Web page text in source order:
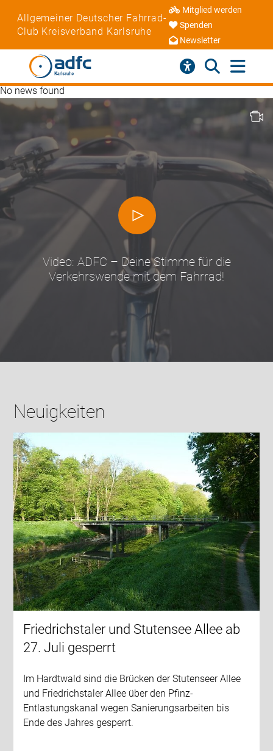
Allgemeiner Deutscher Fahrrad-
Club Kreisverband Karlsruhe
Mitglied werden
Spenden
Newsletter
No news found
Video: ADFC – Deine Stimme für die
Verkehrswende mit dem Fahrrad!
Neuigkeiten
Friedrichstaler und Stutensee Allee ab
27. Juli gesperrt
Im Hardtwald sind die Brücken der Stutenseer Allee
und Friedrichstaler Allee über den Pfinz-
Entlastungskanal wegen Sanierungsarbeiten bis
Ende des Jahres gesperrt.